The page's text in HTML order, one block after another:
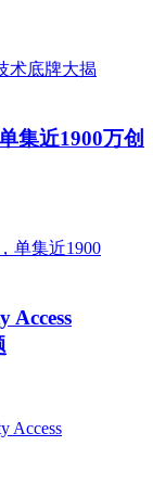
集近1900万创
Access